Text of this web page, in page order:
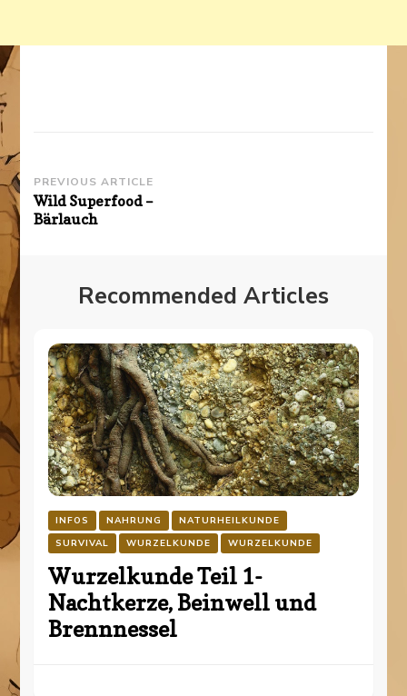
Post
Navigation
PREVIOUS ARTICLE
Wild Superfood –
Bärlauch
Recommended Articles
INFOS NAHRUNG
NATURHEILKUNDE
SURVIVAL
WURZELKUNDE WURZELKUNDE
Wurzelkunde Teil 1-
Nachtkerze, Beinwell und
Brennnessel